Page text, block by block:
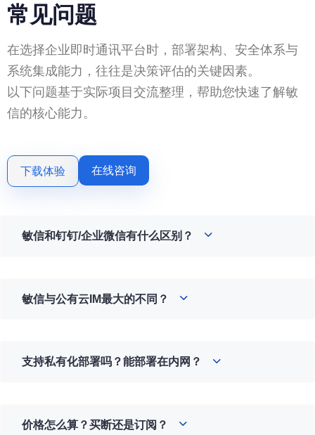
常见问题
在选择企业即时通讯平台时，部署架构、安全体系与
系统集成能力，往往是决策评估的关键因素。
以下问题基于实际项目交流整理，帮助您快速了解敏
信的核心能力。
下载体验 在线咨询
敏信和钉钉/企业微信有什么区别？
敏信与公有云IM最大的不同？
支持私有化部署吗？能部署在内网？
价格怎么算？买断还是订阅？